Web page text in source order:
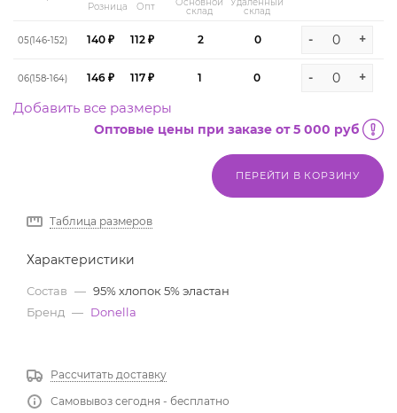
Розница
Опт склад склад
05(146-152) 140 ₽ 112 ₽ 2 0 - +
06(158-164) 146 ₽ 117 ₽ 1 0 - +
Добавить все размеры
Оптовые цены при заказе от 5 000 руб
ПЕРЕЙТИ В КОРЗИНУ
Таблица размеров
Характеристики
Состав — 95% хлопок 5% эластан
Бренд — Donella
Рассчитать доставку
Самовывоз сегодня - бесплатно